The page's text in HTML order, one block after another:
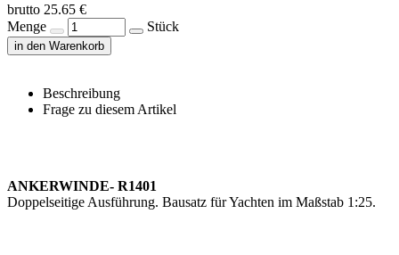
brutto 25.65 €
Menge
Stück
in den Warenkorb
Beschreibung
Frage zu diesem Artikel
ANKERWINDE- R1401
Doppelseitige Ausführung. Bausatz für Yachten im Maßstab 1:25.